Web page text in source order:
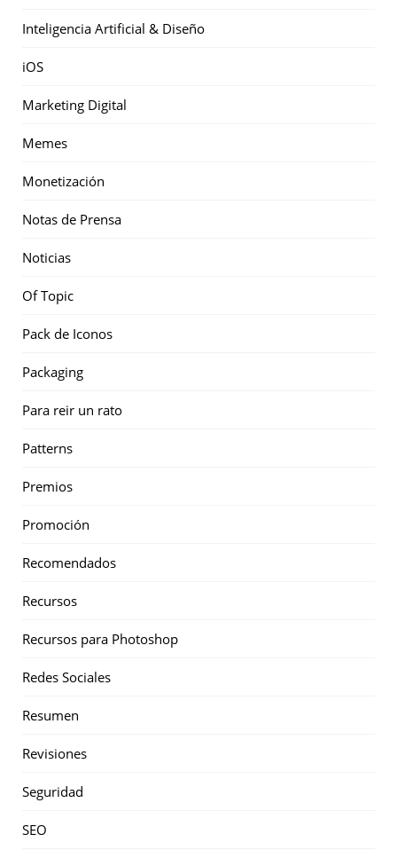
Inteligencia Artificial & Diseño
iOS
Marketing Digital
Memes
Monetización
Notas de Prensa
Noticias
Of Topic
Pack de Iconos
Packaging
Para reir un rato
Patterns
Premios
Promoción
Recomendados
Recursos
Recursos para Photoshop
Redes Sociales
Resumen
Revisiones
Seguridad
SEO